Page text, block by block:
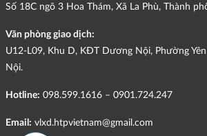
Số 18C ngõ 3 Hoa Thám, Xã La Phù, Thành
Văn phòng giao dịch:
U12-L09, Khu D, KĐT Dương Nội, Phường
Nội.
Hotline: 098.599.1616 – 0901.724.247
Email: vlxd.htpvietnam@gmail.com